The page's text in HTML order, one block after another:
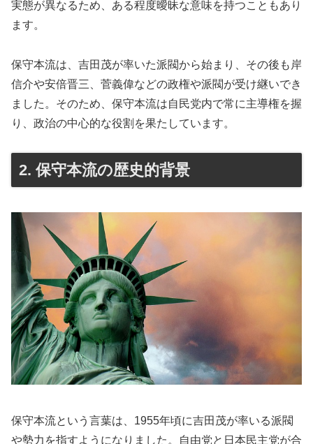
実態が異なるため、ある程度曖昧な意味を持つこともあり
ます。
保守本流は、吉田茂が率いた派閥から始まり、その後も岸
信介や安倍晋三、菅義偉などの政権や派閥が受け継いでき
ました。そのため、保守本流は自民党内で常に主導権を握
り、政治の中心的な役割を果たしています。
2. 保守本流の歴史的背景
保守本流という言葉は、1955年頃に吉田茂が率いる派閥
や勢力を指すようになりました。自由党と日本民主党が合